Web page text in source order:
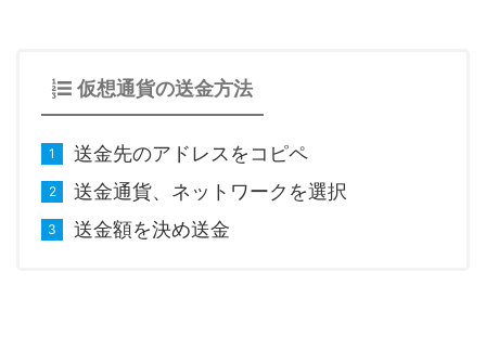
仮想通貨の送金方法
送金先のアドレスをコピペ
送金通貨、ネットワークを選択
送金額を決め送金